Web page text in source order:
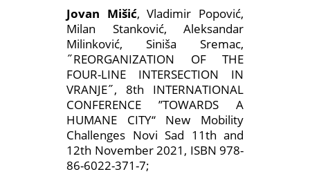
Jovan Mišić, Vladimir Popović,
Milan Stanković, Aleksandar
Milinković, Siniša Sremac,
˝REORGANIZATION OF THE
FOUR-LINE INTERSECTION IN
VRANJE˝, 8th INTERNATIONAL
CONFERENCE ’’TOWARDS A
HUMANE CITY‘‘ New Mobility
Challenges Novi Sad 11th and
12th November 2021, ISBN 978-
86-6022-371-7;